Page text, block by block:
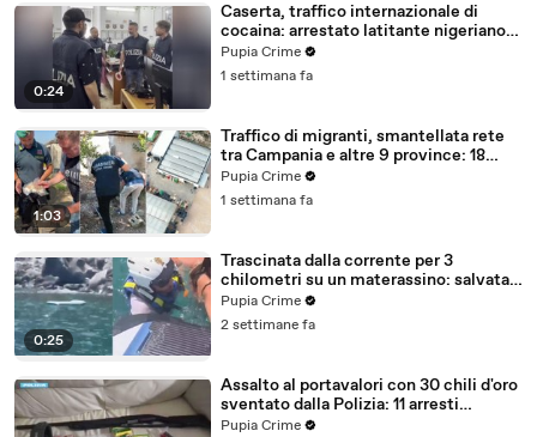
0:24
Caserta, traffico internazionale di
cocaina: arrestato latitante nigeriano
ricercato dal 2019 (28.07.26)
Pupia Crime
1 settimana fa
1:03
Traffico di migranti, smantellata rete
tra Campania e altre 9 province: 18
arresti (27.07.26)
Pupia Crime
1 settimana fa
0:25
Trascinata dalla corrente per 3
chilometri su un materassino: salvata
dalla Polizia (25.07.26)
Pupia Crime
2 settimane fa
Assalto al portavalori con 30 chili d'oro
sventato dalla Polizia: 11 arresti
(25.07.26)
Pupia Crime